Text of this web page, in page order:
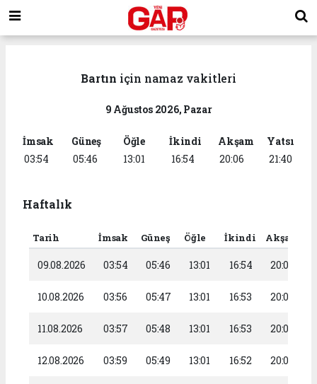
Bartın için namaz vakitleri
9 Ağustos 2026, Pazar
İmsak
03:54
Güneş
05:46
Öğle
13:01
İkindi
16:54
Akşam
20:06
Yatsı
21:40
Haftalık
Tarih İmsak Güneş Öğle İkindi Akşam
09.08.2026 03:54 05:46 13:01 16:54 20:06
10.08.2026 03:56 05:47 13:01 16:53 20:05
11.08.2026 03:57 05:48 13:01 16:53 20:03
12.08.2026 03:59 05:49 13:01 16:52 20:02